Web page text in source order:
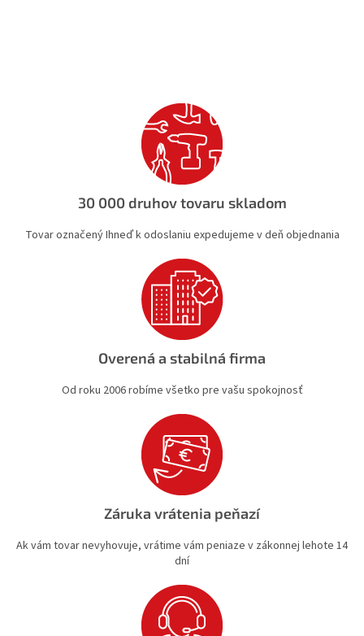
30 000 druhov tovaru skladom
Tovar označený Ihneď k odoslaniu expedujeme v deň objednania
Overená a stabilná firma
Od roku 2006 robíme všetko pre vašu spokojnosť
Záruka vrátenia peňazí
Ak vám tovar nevyhovuje, vrátime vám peniaze v zákonnej lehote 14
dní